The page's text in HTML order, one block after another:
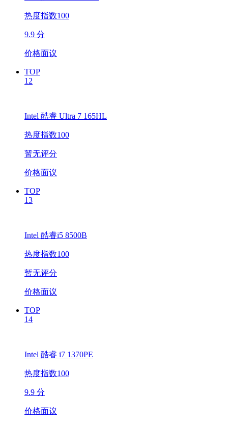
热度指数100
9.9 分
价格面议
TOP
12
Intel 酷睿 Ultra 7 165HL
热度指数100
暂无评分
价格面议
TOP
13
Intel 酷睿i5 8500B
热度指数100
暂无评分
价格面议
TOP
14
Intel 酷睿 i7 1370PE
热度指数100
9.9 分
价格面议